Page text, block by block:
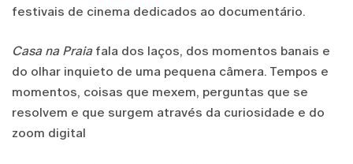
festivais de cinema dedicados ao documentário.
Casa na Praia fala dos laços, dos momentos banais e
do olhar inquieto de uma pequena câmera. Tempos e
momentos, coisas que mexem, perguntas que se
resolvem e que surgem através da curiosidade e do
zoom digital